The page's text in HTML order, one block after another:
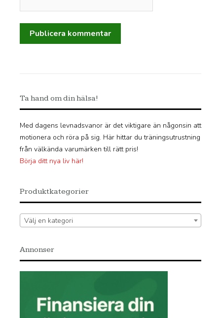
Ta hand om din hälsa!
Med dagens levnadsvanor är det viktigare än någonsin att
motionera och röra på sig. Här hittar du träningsutrustning
från välkända varumärken till rätt pris!
Börja ditt nya liv här!
Produktkategorier
Välj en kategori
Annonser